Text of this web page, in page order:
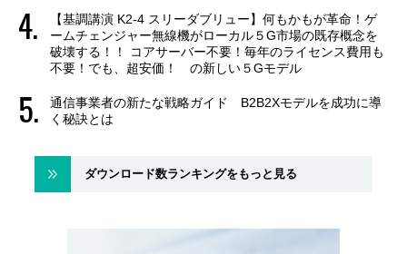
【基調講演 K2-4 スリーダブリュー】何もかもが革命！ゲ
ームチェンジャー無線機がローカル５G市場の既存概念を
破壊する！！ コアサーバー不要！毎年のライセンス費用も
不要！でも、超安価！ の新しい５Gモデル
通信事業者の新たな戦略ガイド B2B2Xモデルを成功に導
く秘訣とは
ダウンロード数ランキングをもっと見る